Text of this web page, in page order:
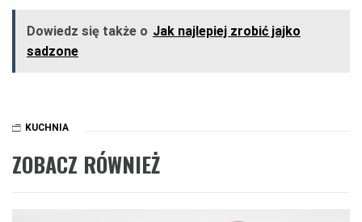
Dowiedz się także o Jak najlepiej zrobić jajko
sadzone
KUCHNIA
ZOBACZ RÓWNIEŻ